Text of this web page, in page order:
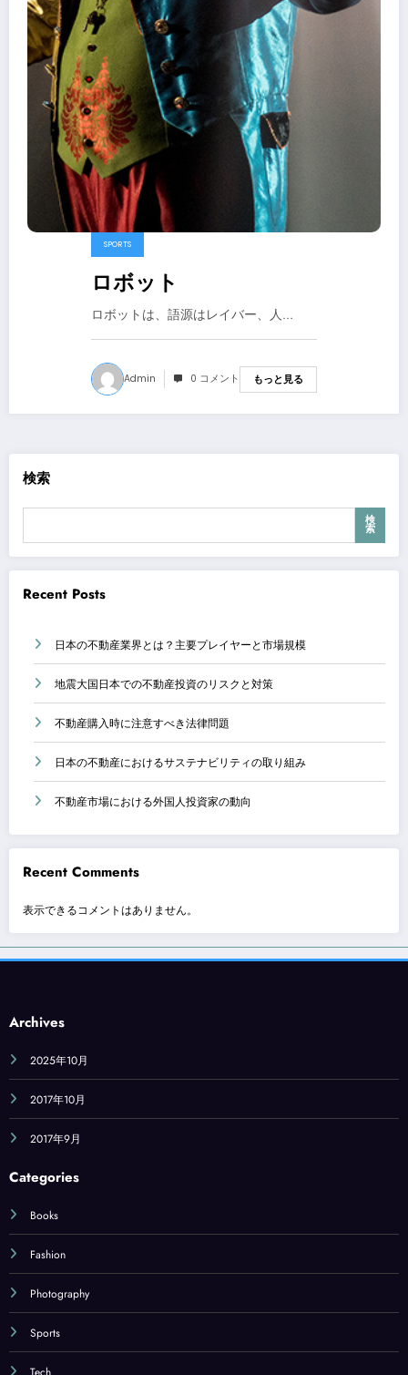
SPORTS
ロボット
ロボットは、語源はレイバー、人…
Admin 0 コメント もっと見る
検索
検
索
Recent Posts
日本の不動産業界とは？主要プレイヤーと市場規模
地震大国日本での不動産投資のリスクと対策
不動産購入時に注意すべき法律問題
日本の不動産におけるサステナビリティの取り組み
不動産市場における外国人投資家の動向
Recent Comments
表示できるコメントはありません。
Archives
2025年10月
2017年10月
2017年9月
Categories
Books
Fashion
Photography
Sports